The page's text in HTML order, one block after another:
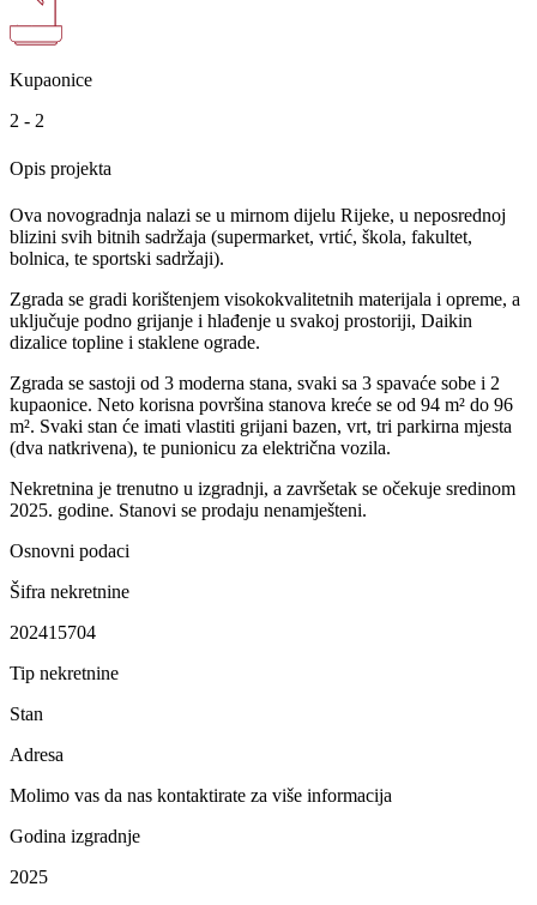
Kupaonice
2 - 2
Opis projekta
Ova novogradnja nalazi se u mirnom dijelu Rijeke, u neposrednoj
blizini svih bitnih sadržaja (supermarket, vrtić, škola, fakultet,
bolnica, te sportski sadržaji).
Zgrada se gradi korištenjem visokokvalitetnih materijala i opreme, a
uključuje podno grijanje i hlađenje u svakoj prostoriji, Daikin
dizalice topline i staklene ograde.
Zgrada se sastoji od 3 moderna stana, svaki sa 3 spavaće sobe i 2
kupaonice. Neto korisna površina stanova kreće se od 94 m² do 96
m². Svaki stan će imati vlastiti grijani bazen, vrt, tri parkirna mjesta
(dva natkrivena), te punionicu za električna vozila.
Nekretnina je trenutno u izgradnji, a završetak se očekuje sredinom
2025. godine. Stanovi se prodaju nenamješteni.
Osnovni podaci
Šifra nekretnine
202415704
Tip nekretnine
Stan
Adresa
Molimo vas da nas kontaktirate za više informacija
Godina izgradnje
2025